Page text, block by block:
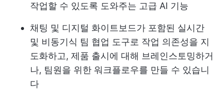
작업할 수 있도록 도와주는 고급 AI 기능
채팅 및 디지털 화이트보드가 포함된 실시간
및 비동기식 팀 협업 도구로 작업 의존성을 지
도화하고, 제품 출시에 대해 브레인스토밍하거
나, 팀원을 위한 워크플로우를 만들 수 있습니
다